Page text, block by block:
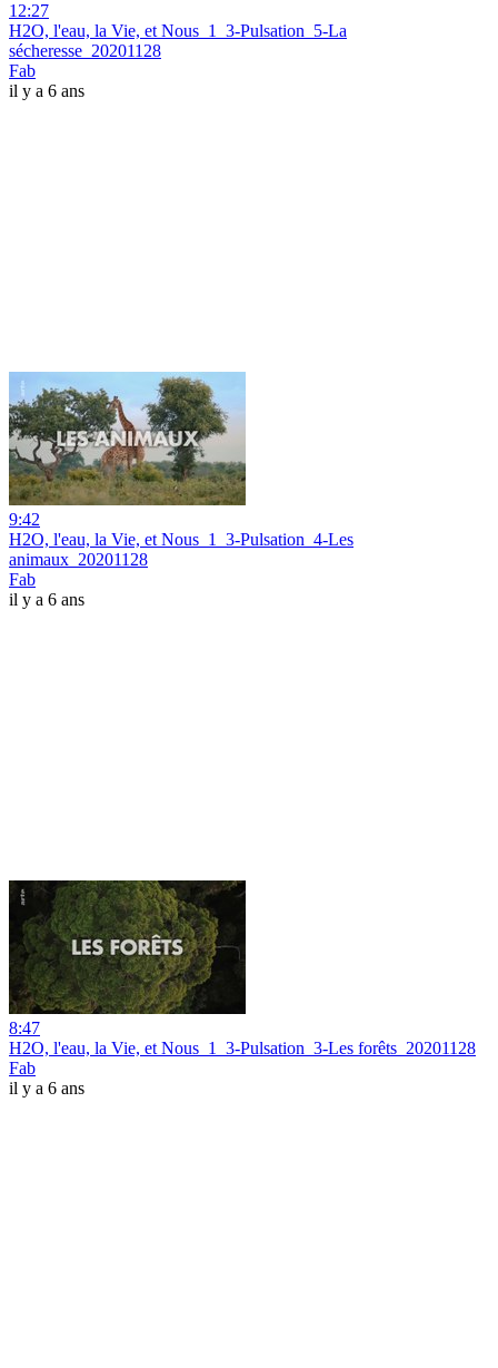
12:27
H2O, l'eau, la Vie, et Nous_1_3-Pulsation_5-La
sécheresse_20201128
Fab
il y a 6 ans
9:42
H2O, l'eau, la Vie, et Nous_1_3-Pulsation_4-Les
animaux_20201128
Fab
il y a 6 ans
8:47
H2O, l'eau, la Vie, et Nous_1_3-Pulsation_3-Les forêts_20201128
Fab
il y a 6 ans